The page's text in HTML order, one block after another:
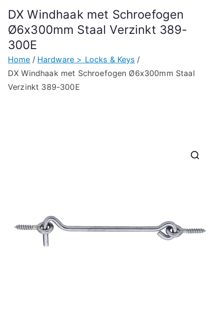
DX Windhaak met Schroefogen
Ø6x300mm Staal Verzinkt 389-
300E
Home
Hardware > Locks & Keys
DX Windhaak met Schroefogen Ø6x300mm Staal
Verzinkt 389-300E